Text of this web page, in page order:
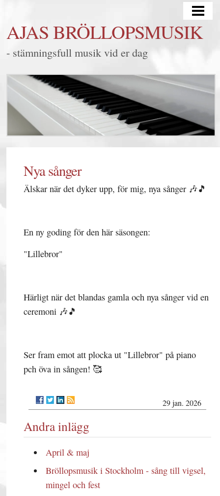
BRÖLLOP
MINGEL/FEST
FRÅGOR & SVAR
KONTAKT
AJAS BRÖLLOPSMUSIK
- stämningsfull musik vid er dag
Nya sånger
Älskar när det dyker upp, för mig, nya sånger 🎶🎵
En ny goding för den här säsongen:
"Lillebror"
Härligt när det blandas gamla och nya sånger vid en
ceremoni 🎶🎵
Ser fram emot att plocka ut "Lillebror" på piano
pch öva in sången! 🥰
29 jan. 2026
Andra inlägg
April & maj
Bröllopsmusik i Stockholm - sång till vigsel,
mingel och fest